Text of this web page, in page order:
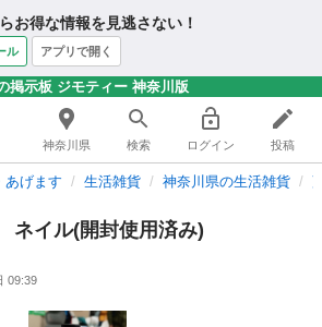
お得な情報を見逃さない！
ル アプリで開く
掲示板 ジモティー 神奈川版
神奈川県 検索 ログイン 投稿
あげます 生活雑貨 神奈川県の生活雑貨
ネイル(開封使用済み)
09:39